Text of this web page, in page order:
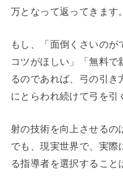
万となって返ってきます。
もし、「面倒くさいの
コツがほしい」「無料で
るのであれば、弓の引
にとらわれ続けて弓を引
射の技術を向上させるの
でも、現実世界で、実際
る指導者を選択すること